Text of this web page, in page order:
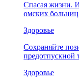
Спасая жизни.
омских больниц
Здоровье
Сохраняйте
предотпускной
Здоровье